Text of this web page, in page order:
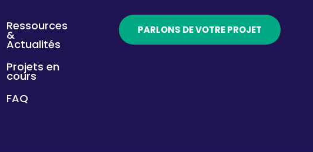
Ressources
&
Actualités
Projets en
cours
FAQ
PARLONS DE VOTRE PROJET